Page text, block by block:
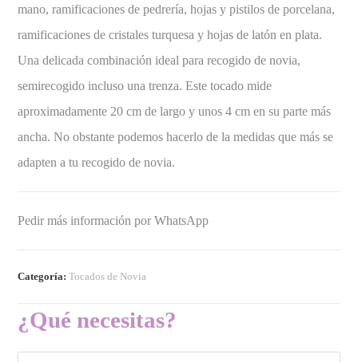
mano, ramificaciones de pedrería, hojas y pistilos de porcelana,
ramificaciones de cristales turquesa y hojas de latón en plata.
Una delicada combinación ideal para recogido de novia,
semirecogido incluso una trenza. Este tocado mide
aproximadamente 20 cm de largo y unos 4 cm en su parte más
ancha. No obstante podemos hacerlo de la medidas que más se
adapten a tu recogido de novia.
Pedir más información por WhatsApp
Categoría:Tocados de Novia
¿Qué necesitas?